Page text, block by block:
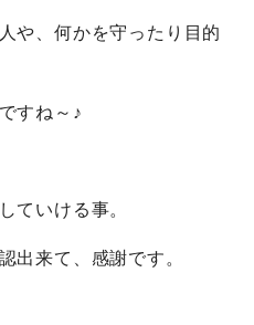
や、何かを守ったり目的
すね～♪
ていける事。
出来て、感謝です。